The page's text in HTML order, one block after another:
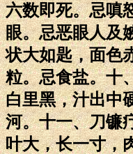
六数即死。忌嗔
眼。忌恶眼人及
状大如匙，面色
粒。忌食盐。十
白里黑，汁出中
河。十一、刀镰
叶大，长一寸，